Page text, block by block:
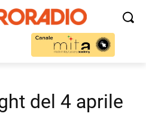
del 4 aprile